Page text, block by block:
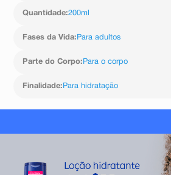
Quantidade:200ml
Fases da Vida: Para adultos
Parte do Corpo: Para o corpo
Finalidade: Para hidratação